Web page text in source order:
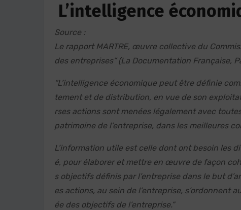
L’intelligence
Source :
Le rapport MARTRE, œuvre collective du
des entreprises” (La Documentation Française,
“L’intelligence économique peut être définie
tement et de distribution, en vue de son
rses actions sont menées légalement avec
patrimoine de l’entreprise, dans les meilleures
L’information utile est celle dont ont besoin les
é, pour élaborer et mettre en œuvre de façon
s objectifs définis par l’entreprise dans le but
es actions, au sein de l’entreprise, s’ordonnent
ée des objectifs de l’entreprise.”